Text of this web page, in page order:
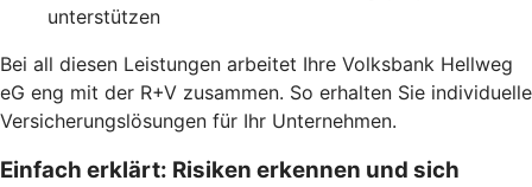
unterstützen
Bei all diesen Leistungen arbeitet Ihre Volksbank Hellweg
eG eng mit der R+V zusammen. So erhalten Sie individuelle
Versicherungslösungen für Ihr Unternehmen.
Einfach erklärt: Risiken erkennen und sich